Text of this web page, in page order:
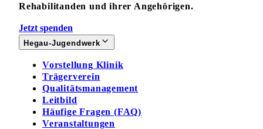
Rehabilitanden und ihrer Angehörigen.
Jetzt spenden
Hegau-Jugendwerk
Vorstellung Klinik
Trägerverein
Qualitätsmanagement
Leitbild
Häufige Fragen (FAQ)
Veranstaltungen